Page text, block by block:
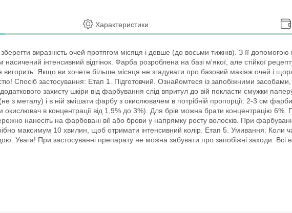
Характеристики
виразність очей протягом місяця і довше (до восьми тижнів). З її допомогою
інтенсивний відтінок. Фарба розроблена на базі м'якої, але стійкої
Якщо ви хочете більше місяця не згадувати про базовий макіяж очей і
Спосіб застосування: Етап 1. Підготовчий. Ознайомтеся із запобіжними
захисту шкіри від фарбування слід впритул до вій покласти смужки
з металу) і в ній змішати фарбу з окислювачем в потрібній пропорції: 2-3 см
в концентрації від 1,9% до 3%). Для брів можна брати концентрацію 6%.
нанесіть на фарбовані вії або брови у напрямку росту волосків. При фарбуванні
максимум 10 хвилин, щоб отримати інтенсивний колір. Етап 5. Умивання.
При застосуванні препарату не можна забувати про запобіжні заходи. Всі